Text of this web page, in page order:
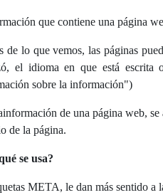
que contiene una página
de lo que vemos, las páginas
el idioma en que está escrita
sobre la información")
de una página web,
de la página.
se usa?
META, le dan más sentido a